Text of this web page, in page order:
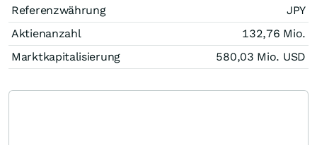
Referenzwährung
JPY
Aktienanzahl
132,76 Mio.
Marktkapitalisierung
580,03 Mio. USD